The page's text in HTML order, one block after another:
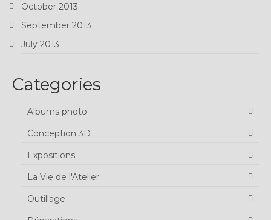
October 2013
September 2013
July 2013
Categories
Albums photo
Conception 3D
Expositions
La Vie de l'Atelier
Outillage